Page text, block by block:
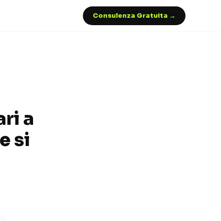
Consulenza Gratuita →
a
si